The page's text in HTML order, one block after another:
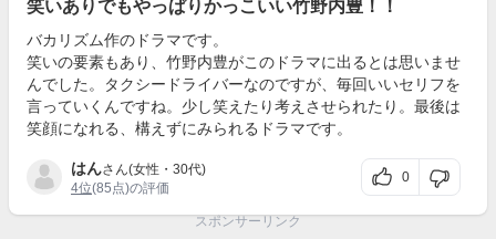
笑いありでもやっぱりかっこいい竹野内豊！！
バカリズム作のドラマです。
笑いの要素もあり、竹野内豊がこのドラマに出るとは思いませ
んでした。タクシードライバーなのですが、毎回いいセリフを
言っていくんですね。少し笑えたり考えさせられたり。最後は
笑顔になれる、構えずにみられるドラマです。
はんさん(女性・30代)
4位(85点)の評価
0
スポンサーリンク